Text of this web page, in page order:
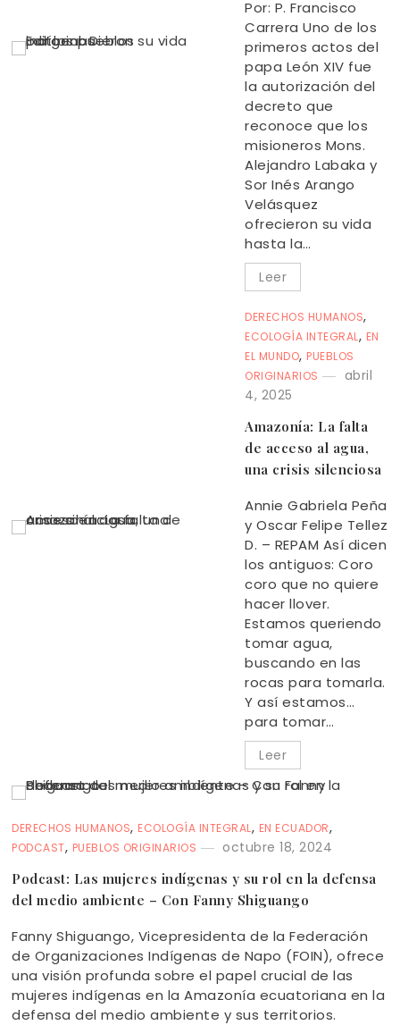
Por: P. Francisco
Carrera Uno de los
primeros actos del
papa León XIV fue
la autorización del
decreto que
reconoce que los
misioneros Mons.
Alejandro Labaka y
Sor Inés Arango
Velásquez
ofrecieron su vida
hasta la…
Leer
DERECHOS HUMANOS,
ECOLOGÍA INTEGRAL, EN
EL MUNDO, PUEBLOS
ORIGINARIOS
abril
4, 2025
Amazonía: La falta
de acceso al agua,
una crisis silenciosa
Annie Gabriela Peña
y Oscar Felipe Tellez
D. – REPAM Así dicen
los antiguos: Coro
coro que no quiere
hacer llover.
Estamos queriendo
tomar agua,
buscando en las
rocas para tomarla.
Y así estamos…
para tomar…
Leer
DERECHOS HUMANOS, ECOLOGÍA INTEGRAL, EN ECUADOR,
PODCAST, PUEBLOS ORIGINARIOS
octubre 18, 2024
Podcast: Las mujeres indígenas y su rol en la defensa
del medio ambiente – Con Fanny Shiguango
Fanny Shiguango, Vicepresidenta de la Federación
de Organizaciones Indígenas de Napo (FOIN), ofrece
una visión profunda sobre el papel crucial de las
mujeres indígenas en la Amazonía ecuatoriana en la
defensa del medio ambiente y sus territorios.